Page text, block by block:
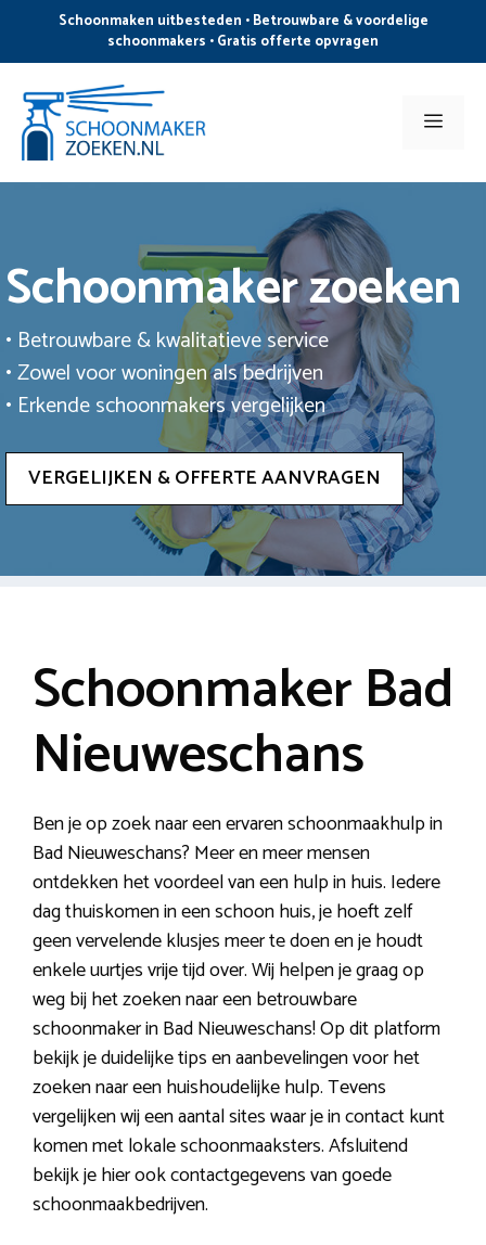
de
inhoud
Schoonmaken uitbesteden • Betrouwbare & voordelige
schoonmakers • Gratis offerte opvragen
Menu
Schoonmaker zoeken
• Betrouwbare & kwalitatieve service
• Zowel voor woningen als bedrijven
• Erkende schoonmakers vergelijken
VERGELIJKEN & OFFERTE AANVRAGEN
Schoonmaker Bad
Nieuweschans
Ben je op zoek naar een ervaren schoonmaakhulp in
Bad Nieuweschans? Meer en meer mensen
ontdekken het voordeel van een hulp in huis. Iedere
dag thuiskomen in een schoon huis, je hoeft zelf
geen vervelende klusjes meer te doen en je houdt
enkele uurtjes vrije tijd over. Wij helpen je graag op
weg bij het zoeken naar een betrouwbare
schoonmaker in Bad Nieuweschans! Op dit platform
bekijk je duidelijke tips en aanbevelingen voor het
zoeken naar een huishoudelijke hulp. Tevens
vergelijken wij een aantal sites waar je in contact kunt
komen met lokale schoonmaaksters. Afsluitend
bekijk je hier ook contactgegevens van goede
schoonmaakbedrijven.